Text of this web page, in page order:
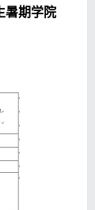
暑期学院